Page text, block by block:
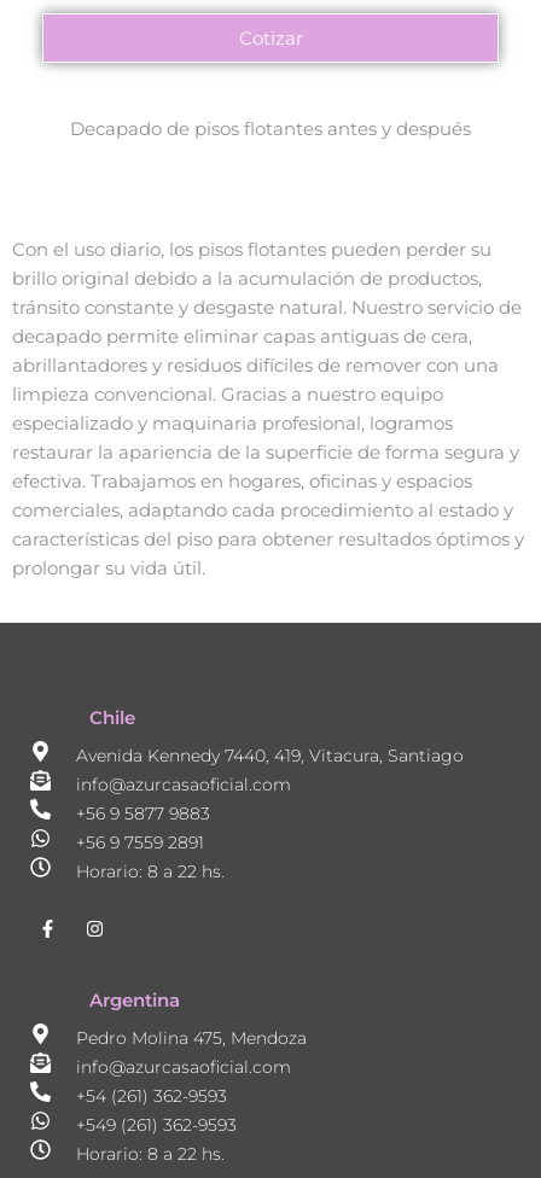
Cotizar
Decapado de pisos flotantes antes y después
Con el uso diario, los pisos flotantes pueden perder su
brillo original debido a la acumulación de productos,
tránsito constante y desgaste natural. Nuestro servicio de
decapado permite eliminar capas antiguas de cera,
abrillantadores y residuos difíciles de remover con una
limpieza convencional. Gracias a nuestro equipo
especializado y maquinaria profesional, logramos
restaurar la apariencia de la superficie de forma segura y
efectiva. Trabajamos en hogares, oficinas y espacios
comerciales, adaptando cada procedimiento al estado y
características del piso para obtener resultados óptimos y
prolongar su vida útil.
Chile
Avenida Kennedy 7440, 419, Vitacura, Santiago
info@azurcasaoficial.com
+56 9 5877 9883
+56 9 7559 2891
Horario: 8 a 22 hs.
F
a
o
-
I
n
a
g
a
m
Argentina
Pedro Molina 475, Mendoza
info@azurcasaoficial.com
+54 (261) 362-9593
+549 (261) 362-9593
Horario: 8 a 22 hs.